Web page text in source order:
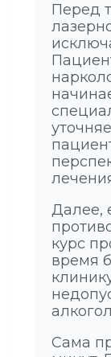
Перед
Далее,
курс
время
Сама